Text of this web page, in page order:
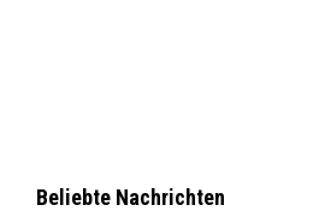
Beliebte Nachrichten